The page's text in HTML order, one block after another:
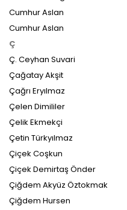
Cumhur Aslan
Cumhur Aslan
Ç
Ç. Ceyhan Suvari
Çağatay Akşit
Çağrı Eryılmaz
Çelen Dimililer
Çelik Ekmekçi
Çetin Türkyılmaz
Çiçek Coşkun
Çiçek Demirtaş Önder
Çiğdem Akyüz Öztokmak
Çiğdem Hursen